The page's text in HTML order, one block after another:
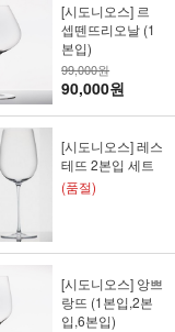
[시도니오스] 르
셉뗀뜨리오날 (1
본입)
99,000원
90,000원
[시도니오스] 레스
테뜨 2본입 세트
(품절)
[시도니오스] 앙쁘
랑뜨 (1본입,2본
입,6본입)